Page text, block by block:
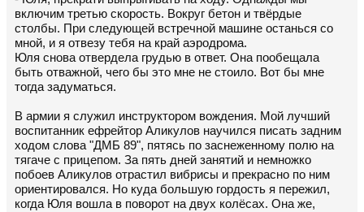
включим третью скорость. Вокруг бетон и твёрдые
столбы. При следующей встречной машине останься со
мной, и я отвезу тебя на край аэродрома.
Юля снова отвердела грудью в ответ. Она пообещала
быть отважной, чего бы это мне не стоило. Вот бы мне
тогда задуматься.
В армии я служил инструктором вождения. Мой лучший
воспитанник ефрейтор Аликулов научился писать задним
ходом слова "ДМБ 89", пятясь по заснеженному полю на
тягаче с прицепом. За пять дней занятий и немножко
побоев Аликулов отрастил вибрисы и прекрасно по ним
ориентировался. Но куда большую гордость я пережил,
когда Юля вошла в поворот на двух колёсах. Она же,